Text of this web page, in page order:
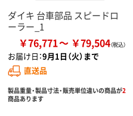
ダイキ 台車部品 スピードロ
ーラー_1
￥76,771 ￥79,504
お届け日：9月1日（火）まで
直送品
製品重量・製品寸法・販売単位違いの商品が2
商品あります